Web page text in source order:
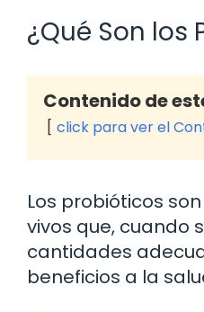
¿Qué Son los
Contenido de
click para ver el
Los probióticos
vivos que, cuando
cantidades
beneficios a la